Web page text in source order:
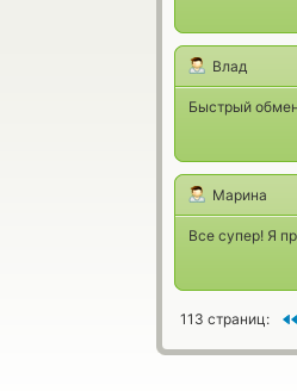
Влад
Быстрый
Марина
Все супер! Я
113 страниц: